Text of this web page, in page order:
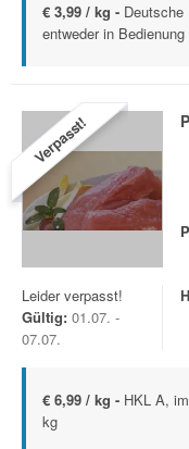
€ 3,99 / kg -
entweder in
Verpasst!
Leider verpasst!
Gültig: 01.07. -
07.07.
€ 6,99 / kg - HKL A,
kg